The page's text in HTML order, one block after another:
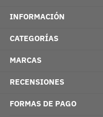
INFORMACIÓN
CATEGORÍAS
MARCAS
RECENSIONES
FORMAS DE PAGO